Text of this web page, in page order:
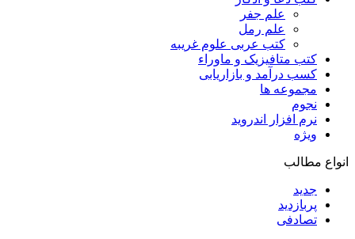
علم جفر
علم رمل
کتب عربی علوم غریبه
کتب متافیزیک و ماوراء
کسب درآمد و بازاریابی
مجموعه ها
نجوم
نرم افزار اندروید
ویژه
انواع مطالب
جدید
پربازدید
تصادفی